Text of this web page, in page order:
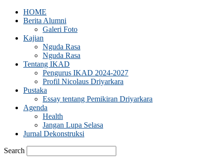
HOME
Berita Alumni
Galeri Foto
Kajian
Nguda Rasa
Nguda Rasa
Tentang IKAD
Pengurus IKAD 2024-2027
Profil Nicolaus Driyarkara
Pustaka
Essay tentang Pemikiran Driyarkara
Agenda
Health
Jangan Lupa Selasa
Jurnal Dekonstruksi
Search